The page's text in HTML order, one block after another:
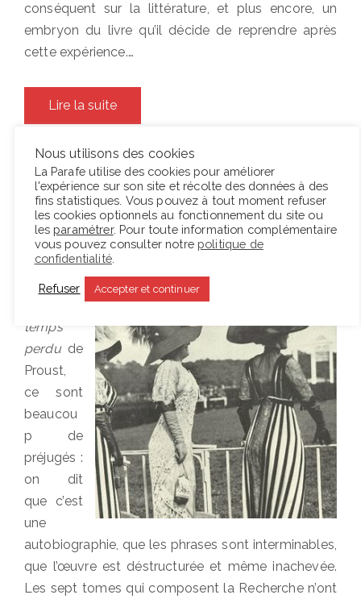
conséquent sur la littérature, et plus encore, un
embryon du livre qu’il décide de reprendre après
cette expérience.…
Lire la suite
Posted
on
15 juin 2010 Lecture d'une oeuvre,Lectures
« Du côté de chez Swann »
de Marcel Proust
A la
recherch
temps
perdude
Proust,
ce sont
beaucou
p de
préjugés :
on dit
que c’est
une
autobiographie, que les phrases sont interminables,
que l’œuvre est déstructurée et même inachevée.
Les sept tomes qui composent la Recherche n’ont
Nous utilisons des cookies
La Parafe utilise des cookies pour améliorer
l'expérience sur son site et récolte des données à des
fins statistiques. Vous pouvez à tout moment refuser
les cookies optionnels au fonctionnement du site ou
les paramétrer. Pour toute information complémentaire
vous pouvez consulter notre politique de
confidentialité.
Refuser Accepter et continuer